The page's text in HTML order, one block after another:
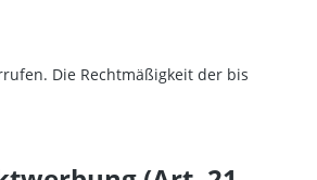
Die Rechtmäßigkeit der bis